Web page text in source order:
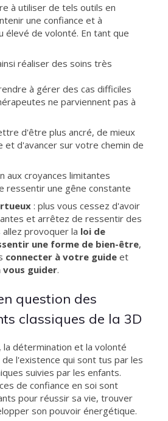
à utiliser de tels outils en
une confiance et à
élevé de volonté. En tant que
réaliser des soins très
à gérer des cas difficiles
ne parviennent pas à
d'être plus ancré, de mieux
et d'avancer sur votre chemin de
aux croyances limitantes
ressentir une gêne constante
: plus vous cessez d'avoir
et arrêtez de ressentir des
provoquer la loi de
une forme de bien-être,
connecter à votre guide et
vous guider.
question des
classiques de la 3D
la détermination et la volonté
l'existence qui sont tus par les
suivies par les enfants.
de confiance en soi sont
pour réussir sa vie, trouver
son pouvoir énergétique.